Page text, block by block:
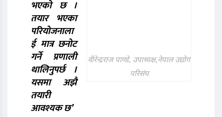
वीरेन्द्रराज पाण्डे, उपाध्यक्ष,नेपाल उद्योग
परिसंघ
भएको छ ।
तयार भएका
परियोजनाला
ई मात्र छनाेट
गर्ने प्रणाली
थालिनुपर्छ ।
यसमा अझै
तयारी
आवश्यक छ’